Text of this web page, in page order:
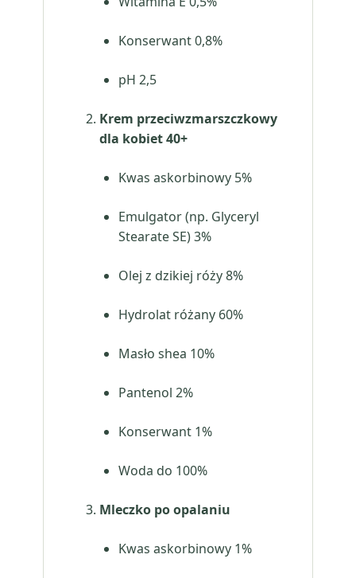
Konserwant 0,8%
pH 2,5
Krem przeciwzmarszczkowy
dla kobiet 40+
Kwas askorbinowy 5%
Emulgator (np. Glyceryl
Stearate SE) 3%
Olej z dzikiej róży 8%
Hydrolat różany 60%
Masło shea 10%
Pantenol 2%
Konserwant 1%
Woda do 100%
Mleczko po opalaniu
Kwas askorbinowy 1%